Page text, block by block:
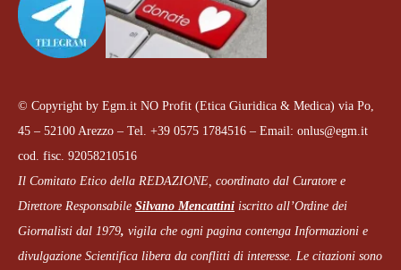
© Copyright by Egm.it NO Profit (Etica Giuridica & Medica) via Po,
45 – 52100 Arezzo – Tel. +39 0575 1784516 – Email: onlus@egm.it
cod. fisc. 92058210516
Il Comitato Etico della REDAZIONE, coordinato dal Curatore e
Direttore Responsabile Silvano Mencattini iscritto all’Ordine dei
Giornalisti dal 1979, vigila che ogni pagina contenga Informazioni e
divulgazione Scientifica libera da conflitti di interesse. Le citazioni sono